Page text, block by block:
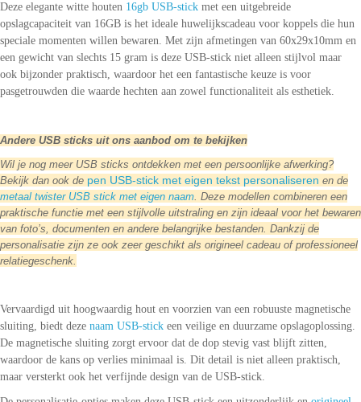
Deze elegante witte houten 16gb USB-stick met een uitgebreide
opslagcapaciteit van 16GB is het ideale huwelijkscadeau voor koppels die hun
speciale momenten willen bewaren. Met zijn afmetingen van 60x29x10mm en
een gewicht van slechts 15 gram is deze USB-stick niet alleen stijlvol maar
ook bijzonder praktisch, waardoor het een fantastische keuze is voor
pasgetrouwden die waarde hechten aan zowel functionaliteit als esthetiek.
Andere USB sticks uit ons aanbod om te bekijken
Wil je nog meer USB sticks ontdekken met een persoonlijke afwerking?
Bekijk dan ook de pen USB-stick met eigen tekst personaliseren en de
metaal twister USB stick met eigen naam. Deze modellen combineren een
praktische functie met een stijlvolle uitstraling en zijn ideaal voor het bewaren
van foto’s, documenten en andere belangrijke bestanden. Dankzij de
personalisatie zijn ze ook zeer geschikt als origineel cadeau of professioneel
relatiegeschenk.
Vervaardigd uit hoogwaardig hout en voorzien van een robuuste magnetische
sluiting, biedt deze naam USB-stick een veilige en duurzame opslagoplossing.
De magnetische sluiting zorgt ervoor dat de dop stevig vast blijft zitten,
waardoor de kans op verlies minimaal is. Dit detail is niet alleen praktisch,
maar versterkt ook het verfijnde design van de USB-stick.